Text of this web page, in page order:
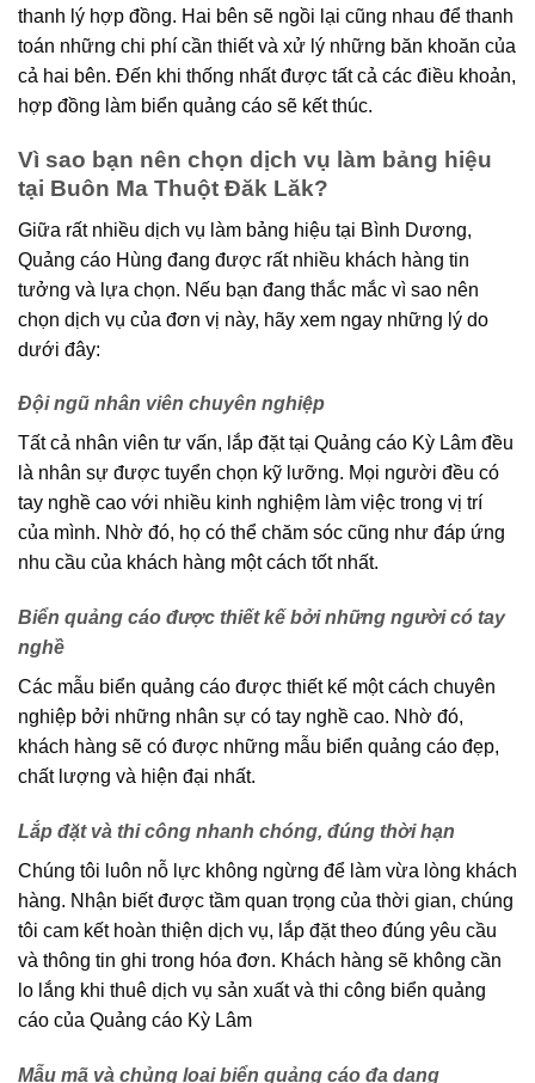
thanh lý hợp đồng. Hai bên sẽ ngồi lại cũng nhau để thanh
toán những chi phí cần thiết và xử lý những băn khoăn của
cả hai bên. Đến khi thống nhất được tất cả các điều khoản,
hợp đồng làm biển quảng cáo sẽ kết thúc.
Vì sao bạn nên chọn dịch vụ làm bảng hiệu
tại Buôn Ma Thuột Đăk Lăk?
Giữa rất nhiều dịch vụ làm bảng hiệu tại Bình Dương,
Quảng cáo Hùng đang được rất nhiều khách hàng tin
tưởng và lựa chọn. Nếu bạn đang thắc mắc vì sao nên
chọn dịch vụ của đơn vị này, hãy xem ngay những lý do
dưới đây:
Đội ngũ nhân viên chuyên nghiệp
Tất cả nhân viên tư vấn, lắp đặt tại Quảng cáo Kỳ Lâm đều
là nhân sự được tuyển chọn kỹ lưỡng. Mọi người đều có
tay nghề cao với nhiều kinh nghiệm làm việc trong vị trí
của mình. Nhờ đó, họ có thể chăm sóc cũng như đáp ứng
nhu cầu của khách hàng một cách tốt nhất.
Biển quảng cáo được thiết kế bởi những người có tay
nghề
Các mẫu biển quảng cáo được thiết kế một cách chuyên
nghiệp bởi những nhân sự có tay nghề cao. Nhờ đó,
khách hàng sẽ có được những mẫu biển quảng cáo đẹp,
chất lượng và hiện đại nhất.
Lắp đặt và thi công nhanh chóng, đúng thời hạn
Chúng tôi luôn nỗ lực không ngừng để làm vừa lòng khách
hàng. Nhận biết được tầm quan trọng của thời gian, chúng
tôi cam kết hoàn thiện dịch vụ, lắp đặt theo đúng yêu cầu
và thông tin ghi trong hóa đơn. Khách hàng sẽ không cần
lo lắng khi thuê dịch vụ sản xuất và thi công biển quảng
cáo của Quảng cáo Kỳ Lâm
Mẫu mã và chủng loại biển quảng cáo đa dạng